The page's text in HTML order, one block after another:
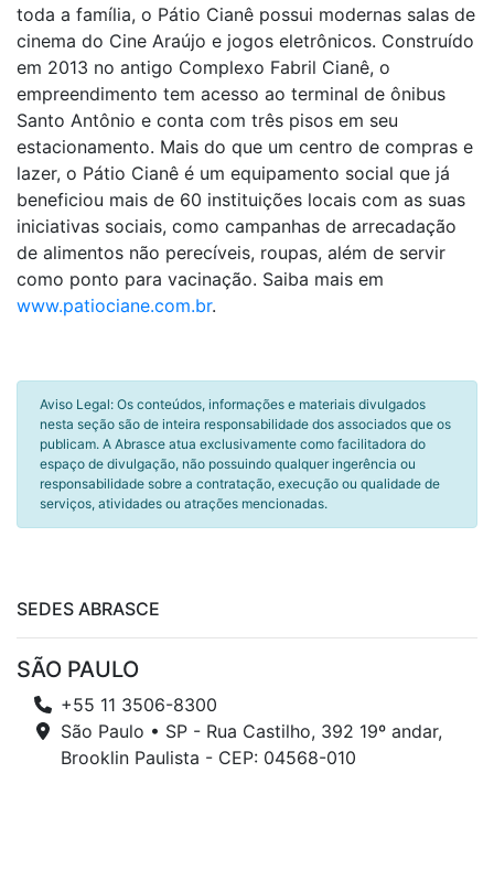
toda a família, o Pátio Cianê possui modernas salas de
cinema do Cine Araújo e jogos eletrônicos. Construído
em 2013 no antigo Complexo Fabril Cianê, o
empreendimento tem acesso ao terminal de ônibus
Santo Antônio e conta com três pisos em seu
estacionamento. Mais do que um centro de compras e
lazer, o Pátio Cianê é um equipamento social que já
beneficiou mais de 60 instituições locais com as suas
iniciativas sociais, como campanhas de arrecadação
de alimentos não perecíveis, roupas, além de servir
como ponto para vacinação. Saiba mais em
www.patiociane.com.br.
Aviso Legal: Os conteúdos, informações e materiais divulgados
nesta seção são de inteira responsabilidade dos associados que os
publicam. A Abrasce atua exclusivamente como facilitadora do
espaço de divulgação, não possuindo qualquer ingerência ou
responsabilidade sobre a contratação, execução ou qualidade de
serviços, atividades ou atrações mencionadas.
SEDES ABRASCE
SÃO PAULO
+55 11 3506-8300
São Paulo • SP - Rua Castilho, 392 19º andar,
Brooklin Paulista - CEP: 04568-010